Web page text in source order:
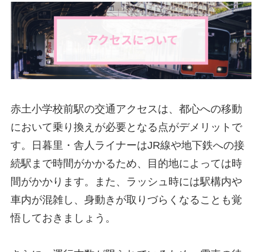
赤土小学校前駅の交通アクセスは、都心への移動
において乗り換えが必要となる点がデメリットで
す。日暮里・舎人ライナーはJR線や地下鉄への接
続駅まで時間がかかるため、目的地によっては時
間がかかります。また、ラッシュ時には駅構内や
車内が混雑し、身動きが取りづらくなることも覚
悟しておきましょう。